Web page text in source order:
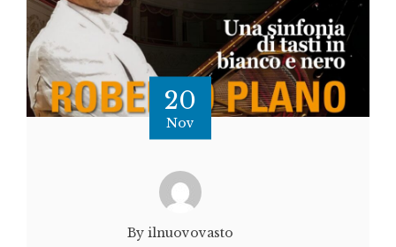
20
Nov
By ilnuovovasto